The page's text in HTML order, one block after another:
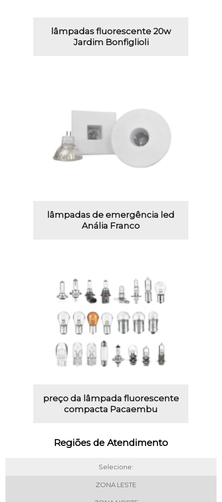
lâmpadas fluorescente 20w
Jardim Bonfiglioli
lâmpadas de emergência led
Anália Franco
preço da lâmpada fluorescente
compacta Pacaembu
Regiões de Atendimento
Selecione:
ZONA LESTE